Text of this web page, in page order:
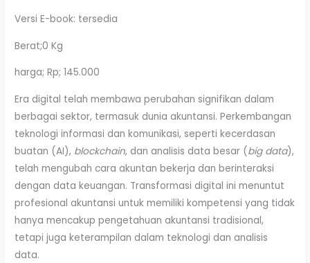
Versi E-book: tersedia
Berat;0 Kg
harga; Rp; 145.000
Era digital telah membawa perubahan signifikan dalam
berbagai sektor, termasuk dunia akuntansi. Perkembangan
teknologi informasi dan komunikasi, seperti kecerdasan
buatan (AI), blockchain, dan analisis data besar (big data),
telah mengubah cara akuntan bekerja dan berinteraksi
dengan data keuangan. Transformasi digital ini menuntut
profesional akuntansi untuk memiliki kompetensi yang tidak
hanya mencakup pengetahuan akuntansi tradisional,
tetapi juga keterampilan dalam teknologi dan analisis
data.​